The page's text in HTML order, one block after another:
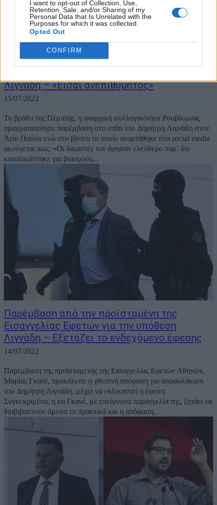
I want to opt-out of Collection, Use,
Retention, Sale, and/or Sharing of my
Personal Data that Is Unrelated with the
Purposes for which it was collected.
Opted Out
CONFIRM
Λιγνάδη – «Είσαι ανεπιθύμητος»
15/07/2022
Το βράδυ της Πέμπτης, η αναρχική συλλογικότητα Ρουβίκωνας
πραγματοποίησε παρέμβαση στο σπίτι του Δημήτρη Λιγνάδη στον
Άγιο Παύλο ενώ στο βίντεο το οποίο αναρτήθηκε στα social media
ακούγεται πως: «Οι δικαστές τον άφησαν ελεύθερο παρ’ ότι
καταδικάστηκε για βιασμούς...
Παρέμβαση από την προϊσταμένη της
Εισαγγελίας Εφετών για την υπόθεση
Λιγνάδη – Εξετάζει το ενδεχόμενο έφεσης
14/07/2022
Παρέμβαση της προϊσταμένης της Εισαγγελίας Εφετών Αθηνών,
Μαρίας Γκανέ, προκάλεσε η χθεσινή απόφαση για αποφυλάκιση
του Δημήτρη Λιγνάδη, μέχρι να εκδικαστεί η έφεση.
Συγκεκριμένα, η κα Γκανέ, με επείγουσα παραγγελία της, ζητάει να
διαβιβαστούν άμεσα τα πρακτικά και η απόφαση...